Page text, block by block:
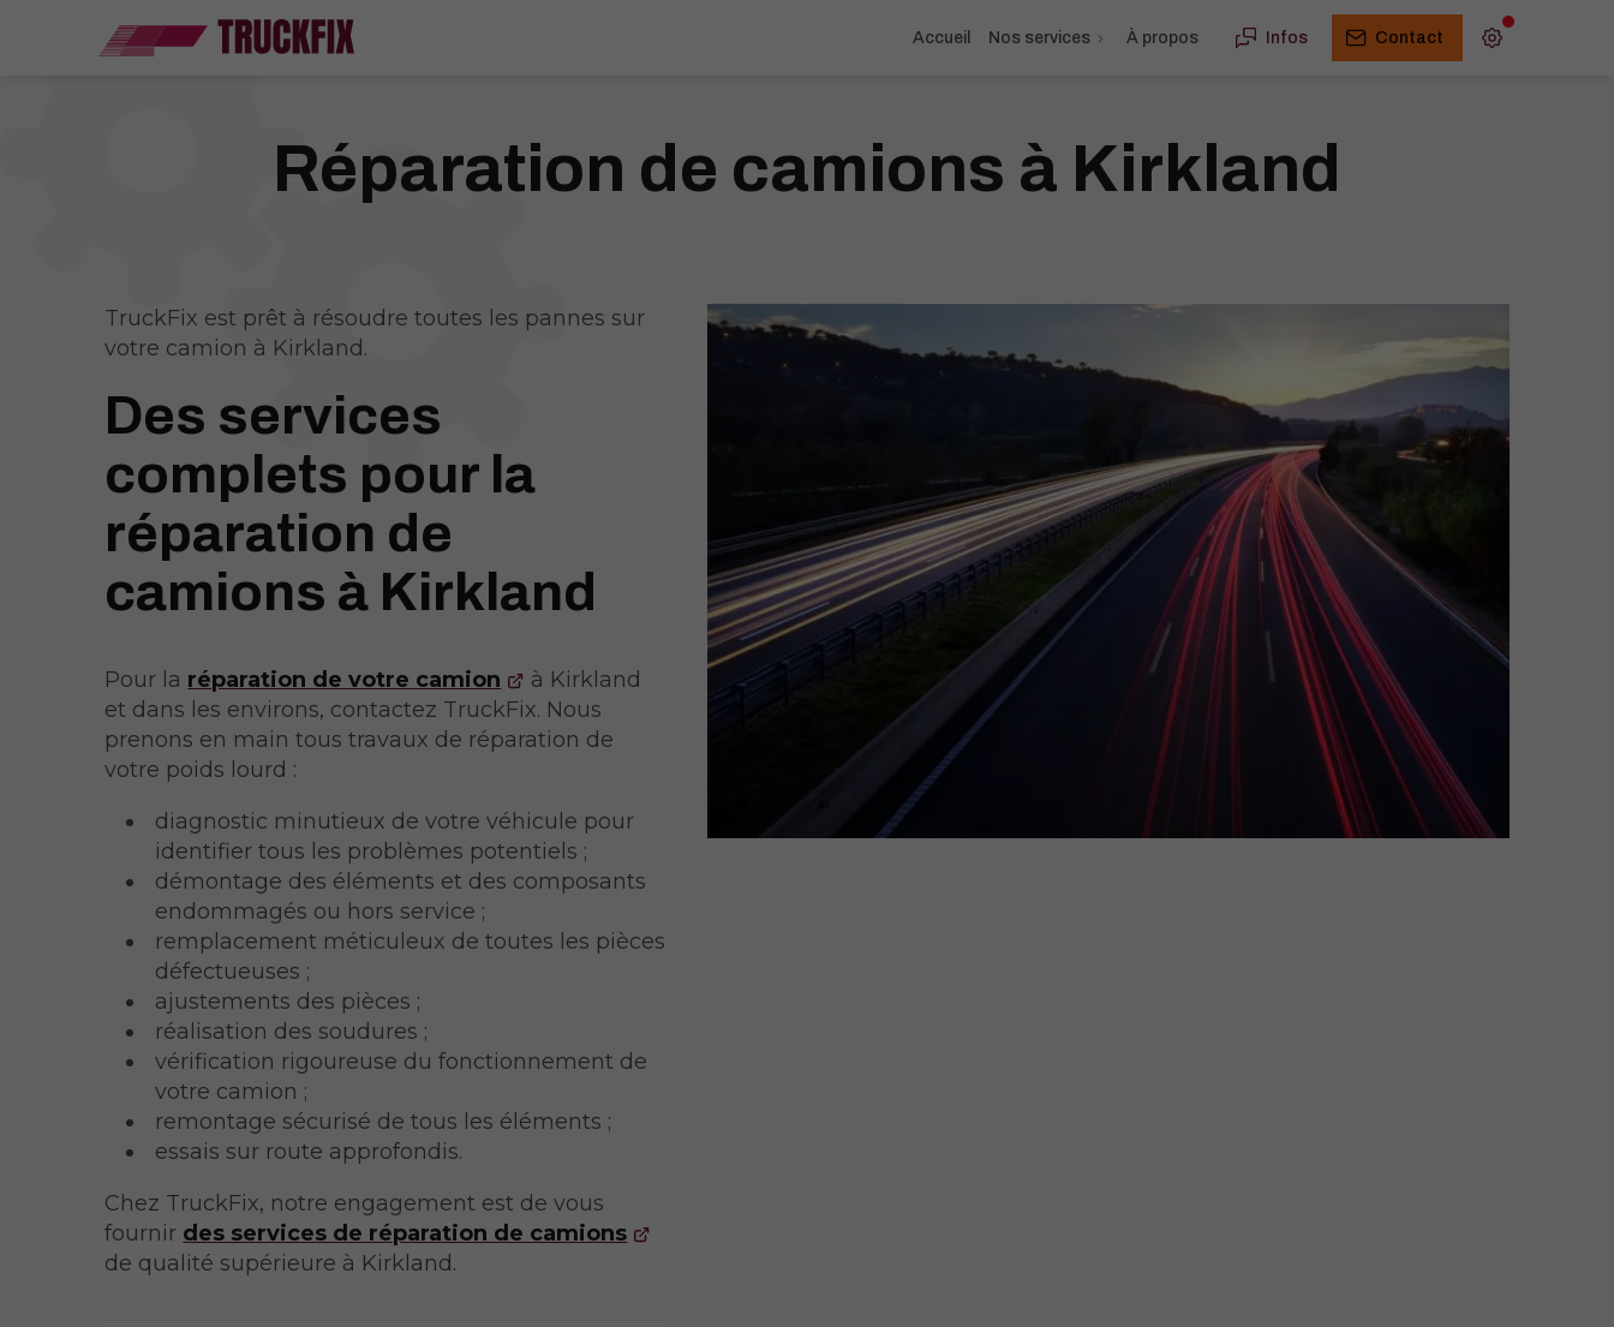
Accueil Nos services À propos Infos Contact
Réparation de camions à Kirkland
TruckFix est prêt à résoudre toutes les pannes sur
votre camion à Kirkland.
Des services
complets pour la
réparation de
camions à Kirkland
Pour la réparation de votre camion
à Kirkland
et dans les environs, contactez TruckFix. Nous
prenons en main tous travaux de réparation de
votre poids lourd :
diagnostic minutieux de votre véhicule pour
identifier tous les problèmes potentiels ;
démontage des éléments et des composants
endommagés ou hors service ;
remplacement méticuleux de toutes les pièces
défectueuses ;
ajustements des pièces ;
réalisation des soudures ;
vérification rigoureuse du fonctionnement de
votre camion ;
remontage sécurisé de tous les éléments ;
essais sur route approfondis.
Chez TruckFix, notre engagement est de vous
fournir des services de réparation de camions
de qualité supérieure à Kirkland.